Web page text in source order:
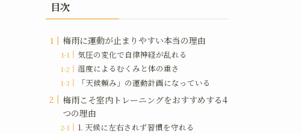
目次
梅雨に運動が止まりやすい本当の理由
気圧の変化で自律神経が乱れる
湿度によるむくみと体の重さ
「天候頼み」の運動計画になっている
梅雨こそ室内トレーニングをおすすめする4
つの理由
1. 天候に左右されず習慣を守れる